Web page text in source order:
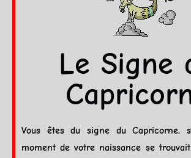
Le Signe
Vous êtes du signe duCapricorne,
moment de votre naissance se